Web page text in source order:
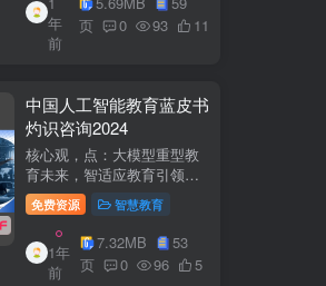
参编綦兵、谷金辉、温庆
福、王丹、岳...
年
前
页
0 93 11
中国人工智能教育蓝皮书
灼识咨询2024
核心观，点：大模型重型教
育未来，智适应教育引领
A+教有新纪元灼识咨询
China inshts Consultancy帆
观：深剂：洞来：失减：全
球故有革新浪湘2学习机妆占
硬件查头智道，应学习机市
免费资源 智慧教育
1年
前
7.32MB
53
页
0 96 5